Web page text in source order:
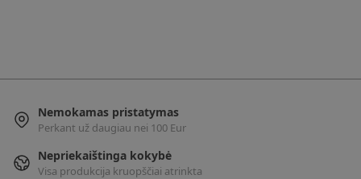
Nemokamas pristatymas
Perkant už daugiau nei 100 Eur
Nepriekaištinga kokybė
Visa produkcija kruopščiai atrinkta